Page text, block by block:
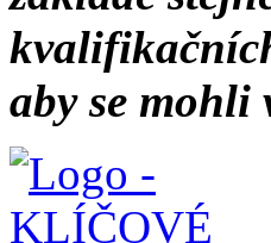
aby se mohli